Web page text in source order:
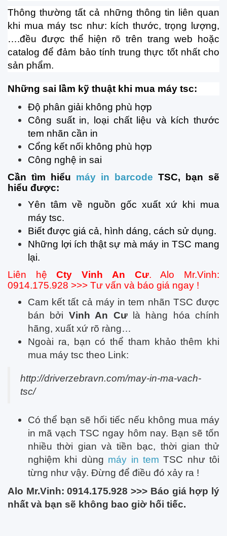
Thông thường tất cả những thông tin liên quan
khi mua máy tsc như: kích thước, trọng lượng,
….đều được thể hiện rõ trên trang web hoặc
catalog để đảm bảo tính trung thực tốt nhất cho
sản phẩm.
Những sai lầm kỹ thuật khi mua máy tsc:
Độ phân giải không phù hợp
Công suất in, loại chất liệu và kích thước
tem nhãn cần in
Cổng kết nối không phù hợp
Công nghệ in sai
Cần tìm hiểu máy in barcode TSC, bạn sẽ
hiểu được:
Yên tâm về nguồn gốc xuất xứ khi mua
máy tsc.
Biết được giá cả, hình dáng, cách sử dụng.
Những lợi ích thật sự mà máy in TSC mang
lại.
Liên hệCty Vinh An Cư. Alo Mr.Vinh:
0914.175.928 >>> Tư vấn và báo giá ngay !
Cam kết tất cả máy in tem nhãn TSC được
bán bởi Vinh An Cưlà hàng hóa chính
hãng, xuất xứ rõ ràng…
Ngoài ra, bạn có thể tham khảo thêm khi
mua máy tsc theo Link:
http://driverzebravn.com/may-in-ma-vach-
tsc/
Có thể bạn sẽ hối tiếc nếu không mua máy
in mã vạch TSC ngay hôm nay. Bạn sẽ tốn
nhiều thời gian và tiền bạc, thời gian thử
nghiệm khi dùng máy in tem TSC như tôi
từng như vậy. Đừng để điều đó xảy ra !
Alo Mr.Vinh: 0914.175.928 >>> Báo giá hợp lý
nhất và bạn sẽ không bao giờ hối tiếc.